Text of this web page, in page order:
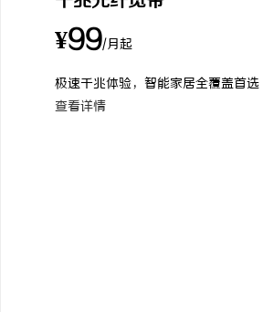
¥99/月起
极速千兆体验，智能家居全覆盖首选
查看详情